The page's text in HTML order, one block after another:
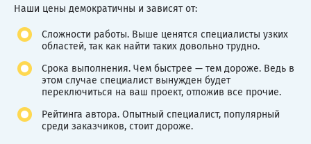
Наши цены демократичны и зависят от:
Сложности работы. Выше ценятся специалисты узких
областей, так как найти таких довольно трудно.
Срока выполнения. Чем быстрее — тем дороже. Ведь в
этом случае специалист вынужден будет
переключиться на ваш проект, отложив все прочие.
Рейтинга автора. Опытный специалист, популярный
среди заказчиков, стоит дороже.